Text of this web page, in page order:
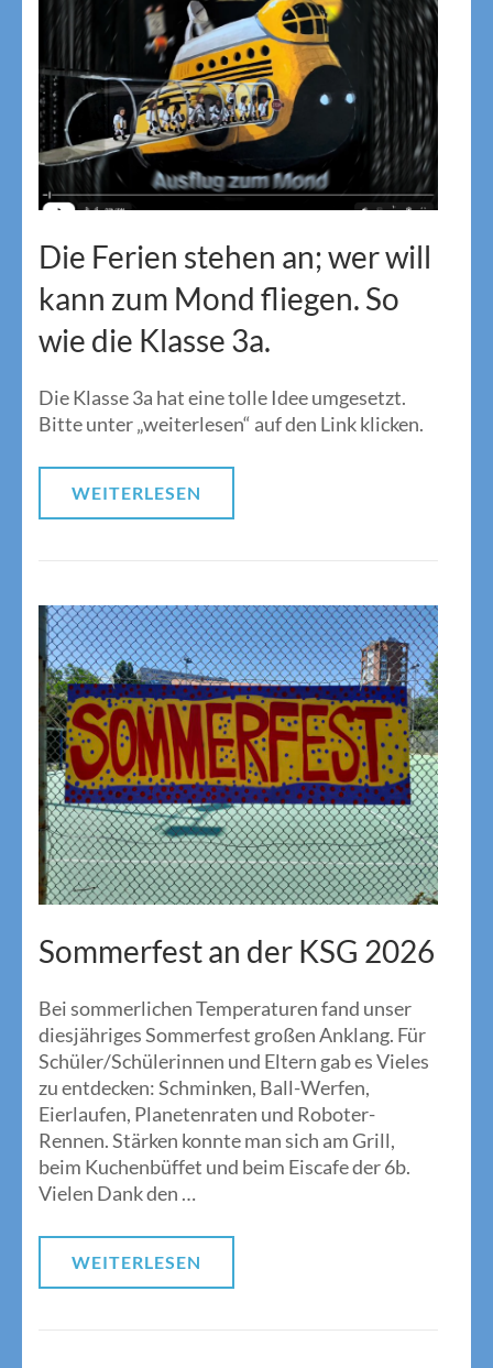
Die Ferien stehen an; wer will
kann zum Mond fliegen. So
wie die Klasse 3a.
Die Klasse 3a hat eine tolle Idee umgesetzt.
Bitte unter „weiterlesen“ auf den Link klicken.
WEITERLESEN
Sommerfest an der KSG 2026
Bei sommerlichen Temperaturen fand unser
diesjähriges Sommerfest großen Anklang. Für
Schüler/Schülerinnen und Eltern gab es Vieles
zu entdecken: Schminken, Ball-Werfen,
Eierlaufen, Planetenraten und Roboter-
Rennen. Stärken konnte man sich am Grill,
beim Kuchenbüffet und beim Eiscafe der 6b.
Vielen Dank den …
WEITERLESEN